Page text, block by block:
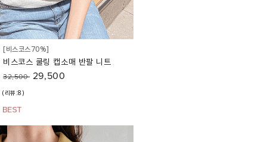
[비스코스70%]
비스코스 쿨링 캡소매 반팔 니트
32,500 29,500
(리뷰:8)